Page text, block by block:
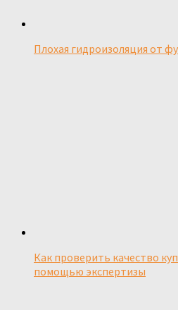
Плохая гидроизоляция от
Как проверить качество
помощью экспертизы